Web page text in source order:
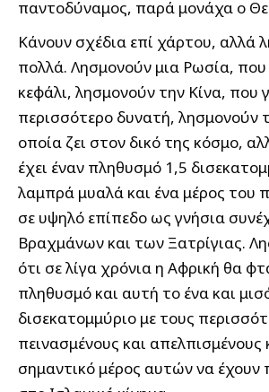
παντοδύναμος, παρά μονάχα ο
Κάνουν σχέδια επί χάρτου, αλλά
πολλά. Λησμονούν μια Ρωσία,
κεφάλι, λησμονούν την Κίνα, που
περισσότερο δυνατή, λησμονούν
οποία ζει στον δικό της κόσμο,
έχει έναν πληθυσμό 1,5
λαμπρά μυαλά και ένα μέρος του
σε υψηλό επίπεδο ως γνήσια
Βραχμάνων και των Ξατρίγιας.
ότι σε λίγα χρόνια η Αφρική θα
πληθυσμό και αυτή το ένα και
δισεκατομμύριο με τους
πεινασμένους και απελπισμένους
σημαντικό μέρος αυτών να έχουν